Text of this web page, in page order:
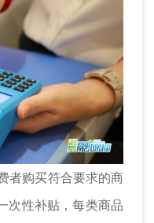
购买符合要求的商
次性补贴，每类商品